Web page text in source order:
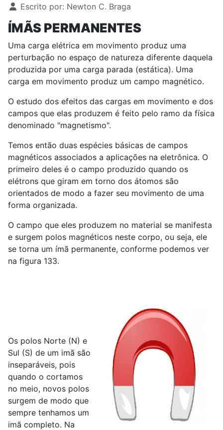
Escrito por: Newton C. Braga
ÍMÃS PERMANENTES
Uma carga elétrica em movimento produz uma
perturbação no espaço de natureza diferente daquela
produzida por uma carga parada (estática). Uma
carga em movimento produz um campo magnético.
O estudo dos efeitos das cargas em movimento e dos
campos que elas produzem é feito pelo ramo da física
denominado "magnetismo".
Temos então duas espécies básicas de campos
magnéticos associados a aplicações na eletrônica. O
primeiro deles é o campo produzido quando os
elétrons que giram em torno dos átomos são
orientados de modo a fazer seu movimento de uma
forma organizada.
O campo que eles produzem no material se manifesta
e surgem polos magnéticos neste corpo, ou seja, ele
se torna um ímã permanente, conforme podemos ver
na figura 133.
Os polos Norte (N) e
Sul (S) de um imã são
inseparáveis, pois
quando o cortamos
no meio, novos polos
surgem de modo que
sempre tenhamos um
imã completo. Na